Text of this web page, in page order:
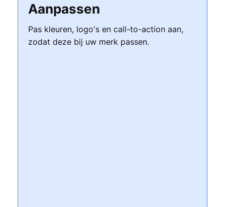
Aanpassen
Pas kleuren, logo's en call-to-action aan,
zodat deze bij uw merk passen.